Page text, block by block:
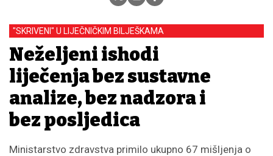
"SKRIVENI" U LIJEČNIČKIM BILJEŠKAMA
Neželjeni ishodi
liječenja bez sustavne
analize, bez nadzora i
bez posljedica
Ministarstvo zdravstva primilo ukupno 67 mišljenja o